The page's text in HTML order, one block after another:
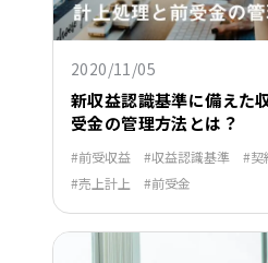
2020/11/05
新収益認識基準に備えた
受金の管理方法とは？
前受収益 収益認識基準 契
売上計上
前受金